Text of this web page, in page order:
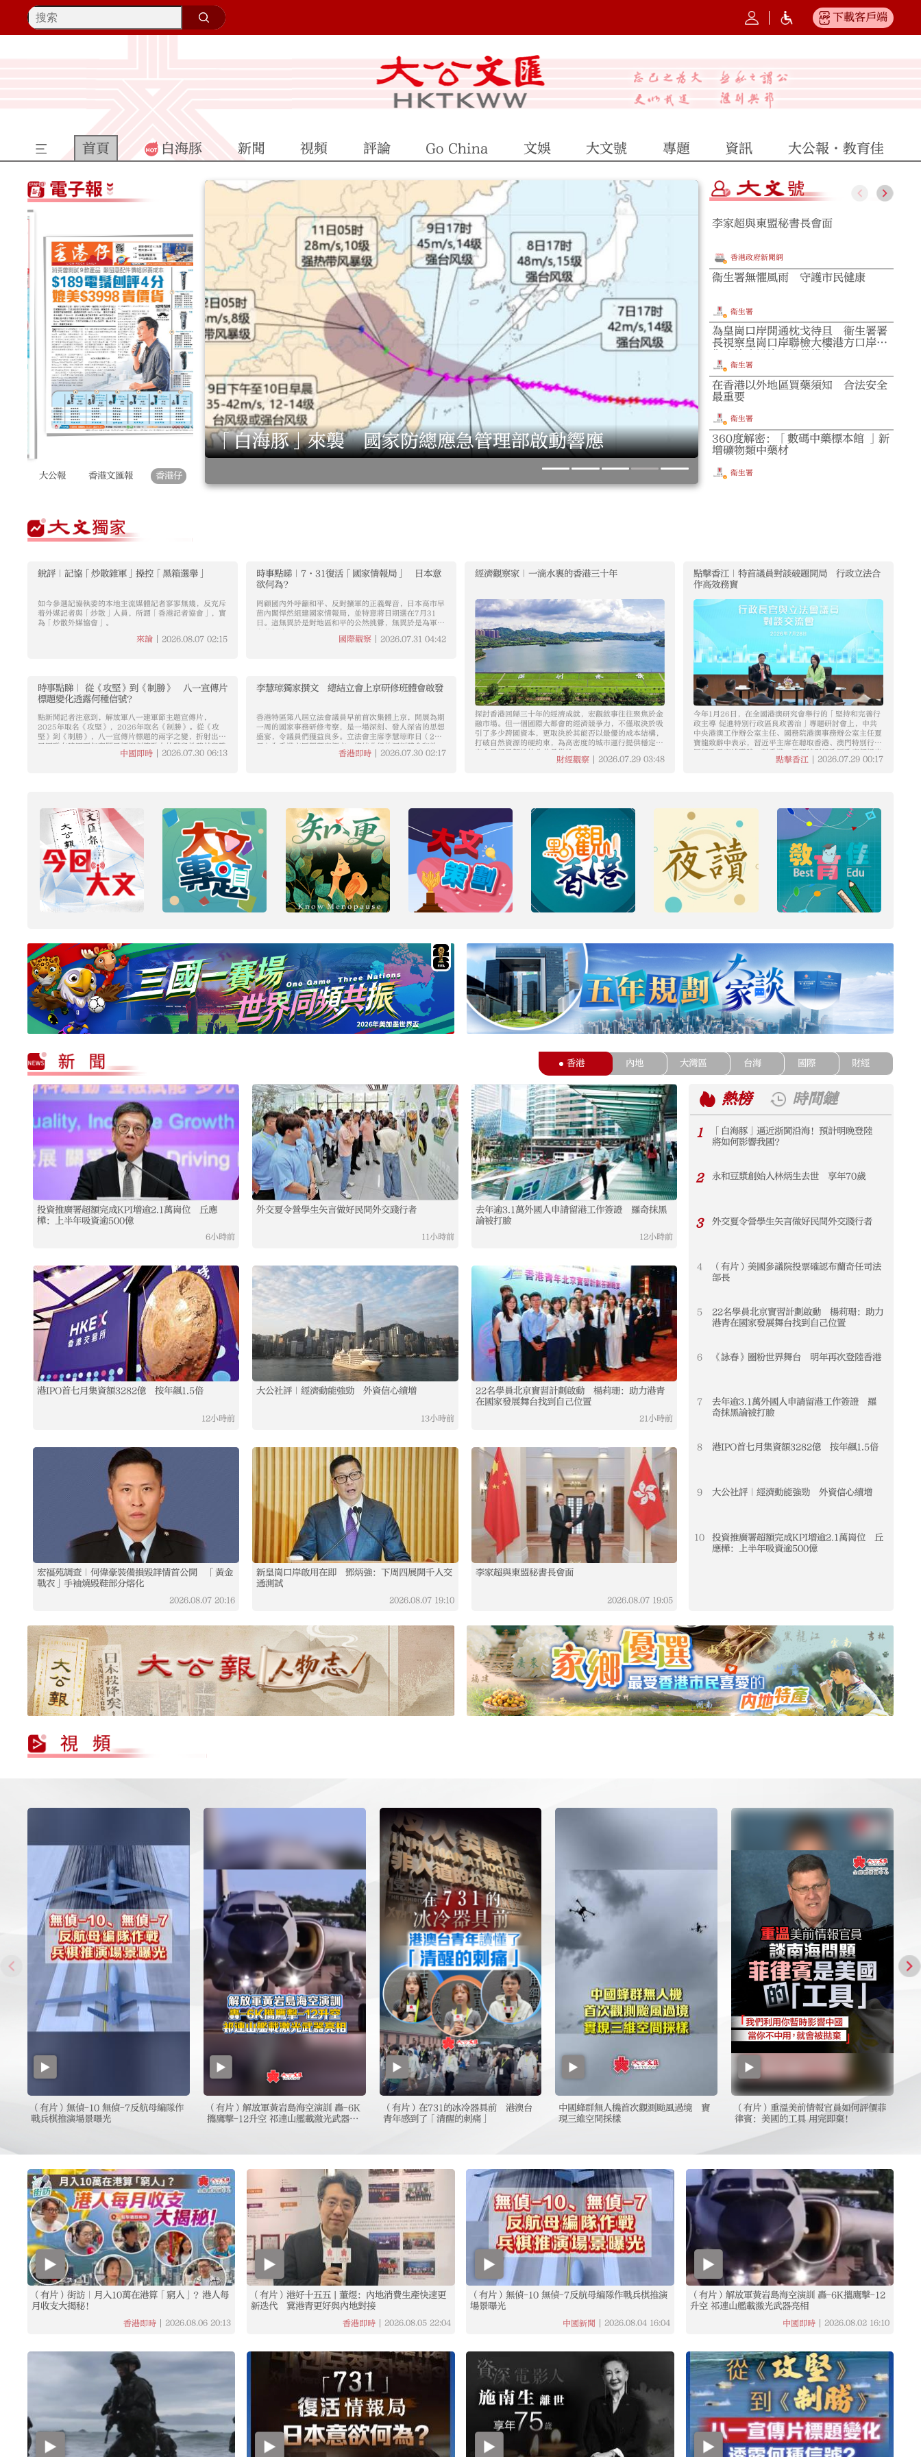
下載客戶端
大公文匯
首頁 白海豚 新聞 視頻 評論 Go China 文娛 大文號 專題 資訊 大公報·教育佳
大公報 香港文匯報 香港仔
證 羅奇抹黑論被打臉 「白海豚」來襲 國家防總應急管理部啟動響應
「白海豚」逼近浙閩沿
國？
李家超與東盟秘書長會面
香港政府新聞網
衞生署無懼風雨 守護市民健康
衞生署
為皇崗口岸開通枕戈待旦 衞生署署
長視察皇崗口岸聯檢大樓港方口岸區
衞生署
在香港以外地區買藥須知 合法安全
最重要
衞生署
360度解密：「數碼中藥標本館 」新
增礦物類中藥材
衞生署
銳評｜記協「炒散雜軍」操控「黑箱選舉」
如今參選記協執委的本地主流媒體記者寥寥無幾，反充斥
着外媒記者與「炒散」人員，所謂「香港記者協會」，實
為「炒散外媒協會」。
來論 2026.08.07 02:15
時事點睇｜7·31復活「國家情報局」 日本意
欲何為？
罔顧國內外呼籲和平、反對擴軍的正義聲音，日本高市早
苗內閣悍然組建國家情報局，並特意將日期選在7月31
日。這無異於是對地區和平的公然挑釁，無異於是為軍國
主義招魂。
國際觀察 2026.07.31 04:42
時事點睇｜ 從《攻堅》到《制勝》 八一宣傳片
標題變化透露何種信號？
點新聞記者注意到，解放軍八一建軍節主題宣傳片，
2025年取名《攻堅》，2026年取名《制勝》。從《攻
堅》到《制勝》，八一宣傳片標題的兩字之變，折射出人
民軍隊在建軍百年奮鬥目標衝刺節點上的階段性跨越與戰
中國即時 2026.07.30 06:13
李慧琼獨家撰文 總結立會上京研修班體會啟發
香港特區第八屆立法會議員早前首次集體上京，開展為期
一周的國家事務研修考察，是一場深刻、發人深省的思想
盛宴，令議員們獲益良多。立法會主席李慧琼昨日（29
日）為香港文匯報獨家撰文，總結此行的深刻體會和啟
發，立法會議員會將所感所悟轉化為實際的行動以回饋市
香港即時 2026.07.30 02:17
經濟觀察家｜一滴水裏的香港三十年
探討香港回歸三十年的經濟成就，宏觀敘事往往聚焦於金
融市場。但一個國際大都會的經濟競爭力，不僅取決於吸
引了多少跨國資本，更取決於其能否以最優的成本結構，
打破自然資源的硬約束，為高密度的城市運行提供穩定、
安全且極具韌性的公共品供給。
財經觀察 2026.07.29 03:48
點擊香江｜特首議員對談破題開局 行政立法合
作高效務實
今年1月26日，在全國港澳研究會舉行的「堅持和完善行
政主導 促進特別行政區良政善治」專題研討會上，中共
中央港澳工作辦公室主任、國務院港澳事務辦公室主任夏
寶龍致辭中表示，習近平主席在聽取香港、澳門特別行政
區行政長官述職時，對香港、澳門特別行政區政府都提出
「堅持和完善行政主導」的明確要求。夏主任指出，新一
點擊香江 2026.07.29 00:17
香港 內地 大灣區 台海 國際 財經
投資推廣署超額完成KPI增逾2.1萬崗位 丘應
樺：上半年吸資逾500億
6小時前
外交夏令營學生矢言做好民間外交踐行者
11小時前
去年逾3.1萬外國人申請留港工作簽證 羅奇抹黑
論被打臉
12小時前
港IPO首七月集資額3282億 按年飆1.5倍
12小時前
大公社評｜經濟動能強勁 外資信心續增
13小時前
22名學員北京實習計劃啟動 楊莉珊：助力港青
在國家發展舞台找到自己位置
21小時前
宏福苑調查｜何偉豪裝備損毀詳情首公開 「黃金
戰衣」手袖燒毀鞋部分熔化
2026.08.07 20:16
新皇崗口岸啟用在即 鄧炳強：下周四展開千人交
通測試
2026.08.07 19:10
李家超與東盟秘書長會面
2026.08.07 19:05
熱榜 時間鏈
1
「白海豚」逼近浙閩沿海！預計明晚登陸
將如何影響我國？
2 永和豆漿創始人林炳生去世 享年70歲
3 外交夏令營學生矢言做好民間外交踐行者
4
（有片）美國參議院投票確認布蘭奇任司法
部長
5
22名學員北京實習計劃啟動 楊莉珊：助力
港青在國家發展舞台找到自己位置
6 《詠春》圈粉世界舞台 明年再次登陸香港
7
去年逾3.1萬外國人申請留港工作簽證 羅
奇抹黑論被打臉
8 港IPO首七月集資額3282億 按年飆1.5倍
9 大公社評｜經濟動能強勁 外資信心續增
10
投資推廣署超額完成KPI增逾2.1萬崗位 丘
應樺：上半年吸資逾500億
（有片）無偵-10 無偵-7反航母編隊作
戰兵棋推演場景曝光
（有片）解放軍黃岩島海空演訓 轟-6K
攜鷹擊-12升空 祁連山艦載激光武器亮
（有片）在731的冰冷器具前 港澳台
青年感到了「清醒的刺痛」
中國蜂群無人機首次觀測颱風過境 實
現三維空間採樣
（有片）重溫美前情報官員如何評價菲
律賓：美國的工具 用完即棄！
（有片）街訪｜月入10萬在港算「窮人」？港人每
月收支大揭秘！
香港即時 2026.08.06 20:13
（有片）港好十五五 | 董煜：內地消費生產快速更
新迭代 冀港青更好與內地對接
香港即時 2026.08.05 22:04
（有片）無偵-10 無偵-7反航母編隊作戰兵棋推演
場景曝光
中國新聞 2026.08.04 16:04
（有片）解放軍黃岩島海空演訓 轟-6K攜鷹擊-12
升空 祁連山艦載激光武器亮相
中國即時 2026.08.02 16:10